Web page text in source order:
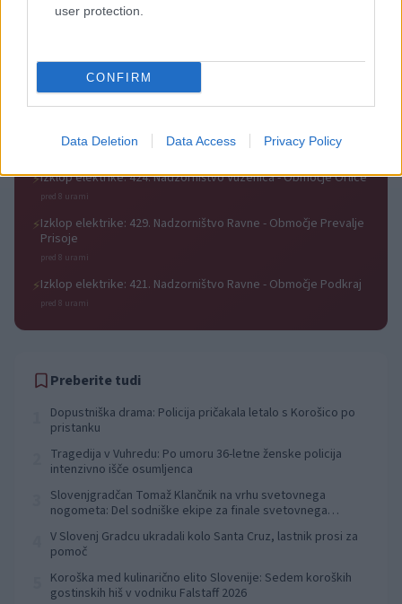
user protection.
CONFIRM
Data Deletion Data Access Privacy Policy
Obvestila
⚡
Anton na Pohorju
pred 8 urami
Vuhred
⚡Izklop elektrike: 424. Nadzorništvo Vuzenica - Območje Orlice
pred 8 urami
⚡Izklop elektrike: 429. Nadzorništvo Ravne - Območje Prevalje
Prisoje
pred 8 urami
⚡Izklop elektrike: 421. Nadzorništvo Ravne - Območje Podkraj
pred 8 urami
Preberite tudi
Dopustniška drama: Policija pričakala letalo s Korošico po
pristanku
Tragedija v Vuhredu: Po umoru 36-letne ženske policija
intenzivno išče osumljenca
Slovenjgradčan Tomaž Klančnik na vrhu svetovnega
nogometa: Del sodniške ekipe za finale svetovnega
V Slovenj Gradcu ukradali kolo Santa Cruz, lastnik prosi za
pomoč
Koroška med kulinarično elito Slovenije: Sedem koroških
gostinskih hiš v vodniku Falstaff 2026